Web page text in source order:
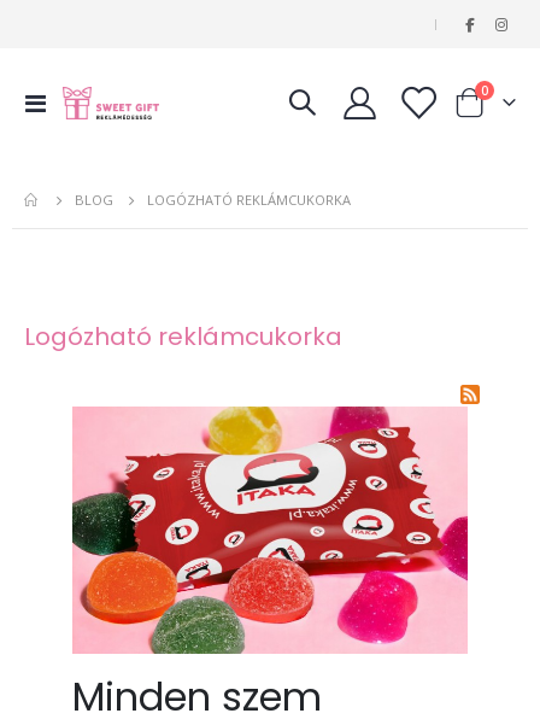
|
Navigáció
váltása
Kosár
0tételeket
BLOG LOGÓZHATÓ REKLÁMCUKORKA
Logózható reklámcukorka
Minden szem